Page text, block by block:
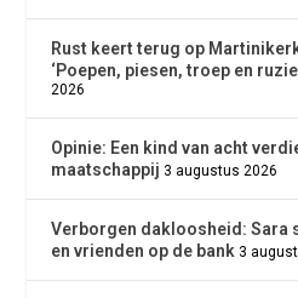
Rust keert terug op
‘Poepen, piesen, troep en
2026
Opinie: Een kind van acht
maatschappij 3 augustus 2026
Verborgen dakloosheid: Sara
en vrienden op de bank 3